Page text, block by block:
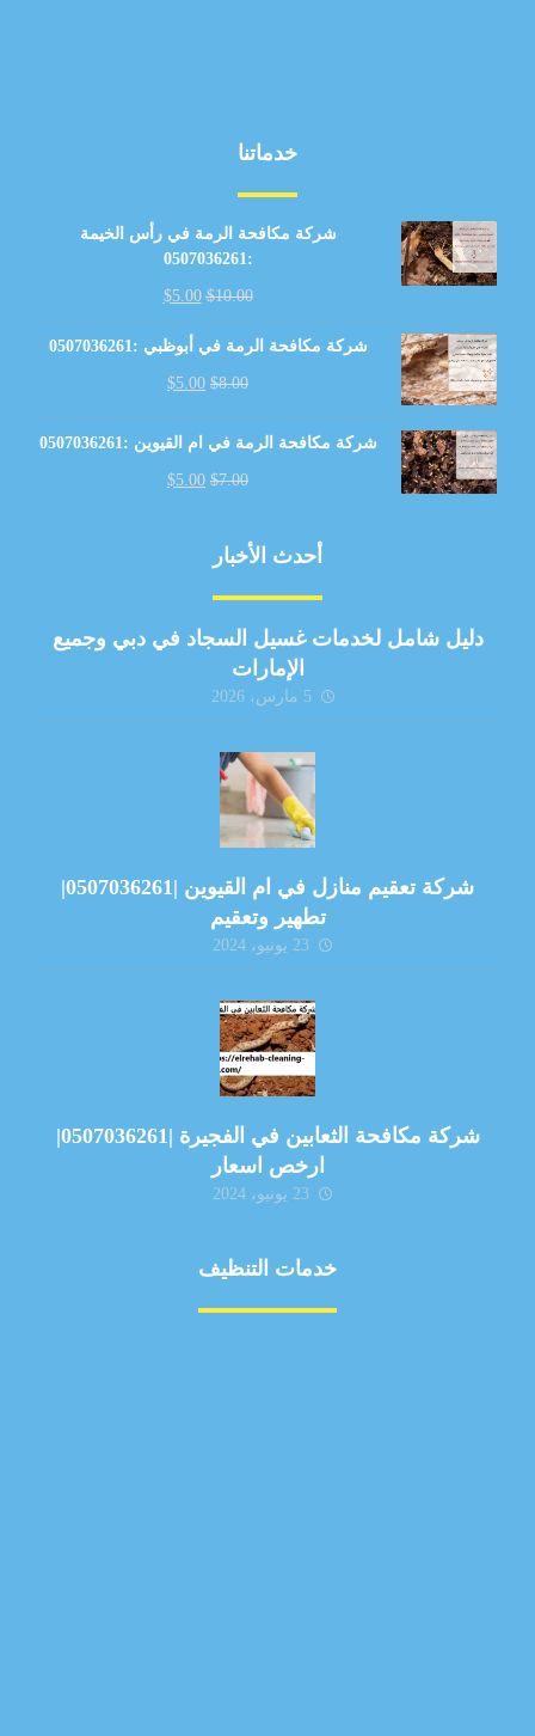
خدماتنا
شركة مكافحة الرمة في رأس الخيمة
:0507036261
$10.00
$5.00
شركة مكافحة الرمة في أبوظبي :0507036261
$8.00
$5.00
شركة مكافحة الرمة في ام القيوين :0507036261
$7.00
$5.00
أحدث الأخبار
دليل شامل لخدمات غسيل السجاد في دبي وجميع
الإمارات
5 مارس، 2026
شركة تعقيم منازل في ام القيوين |0507036261|
تطهير وتعقيم
23 يونيو، 2024
شركة مكافحة الثعابين في الفجيرة |0507036261|
ارخص اسعار
23 يونيو، 2024
خدمات التنظيف